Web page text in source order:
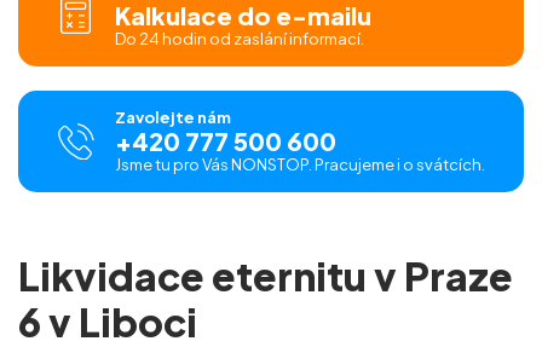
Kalkulace do e-mailu
Do 24 hodin od zaslání informací.
Zavolejte nám
+420 777 500 600
Jsme tu pro Vás NONSTOP. Pracujeme i o svátcích.
Likvidace eternitu v Praze
6 v Liboci